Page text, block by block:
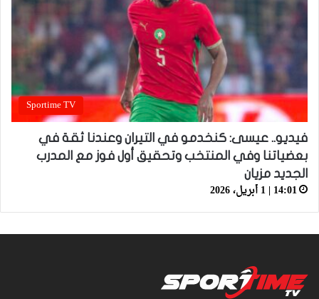
Sportime TV
فيديو.. عيسى: كنخدمو في التيران وعندنا ثقة في
بعضياتنا وفي المنتخب وتحقيق أول فوز مع المدرب
الجديد مزيان
14:01 | 1 أبريل، 2026